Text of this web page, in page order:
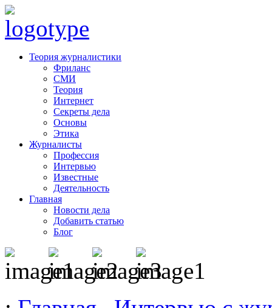
Теория журналистики
Фриланс
СМИ
Теория
Интернет
Секреты дела
Основы
Этика
Журналисты
Профессия
Интервью
Известные
Деятельность
Главная
Новости дела
Добавить статью
Блог